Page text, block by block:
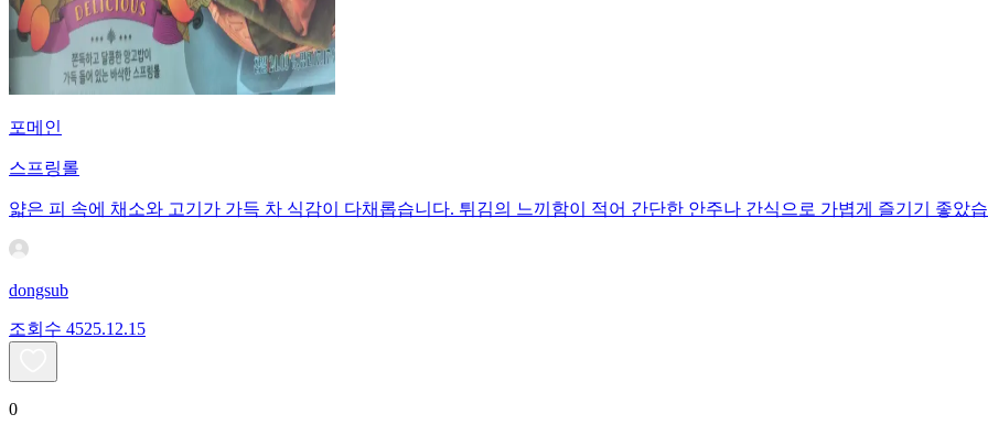
포메인
스프링롤
얇은 피 속에 채소와 고기가 가득 차 식감이 다채롭습니다. 튀김의 느끼함이 적어 간단한 안주나 간식으로 가볍게 즐기기 좋았
dongsub
조회수 4525.12.15
0